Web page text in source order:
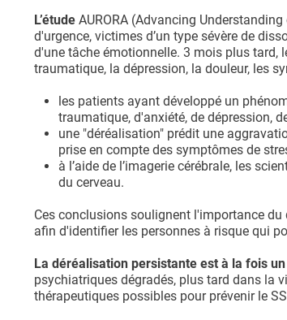
L’étude AURORA (Advancing
d'urgence, victimes d’un type sévère de
d'une tâche émotionnelle. 3 mois plus tard,
traumatique, la dépression, la douleur, les
les patients ayant développé un
traumatique, d'anxiété, de dépression,
une "déréalisation" prédit une
prise en compte des symptômes de
à l’aide de l’imagerie cérébrale, les
du cerveau.
Ces conclusions soulignent l'importance
afin d'identifier les personnes à risque qui
La déréalisation persistante est à la fois
psychiatriques dégradés, plus tard dans la
thérapeutiques possibles pour prévenir le